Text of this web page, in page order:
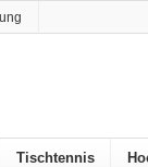
Tischtennis